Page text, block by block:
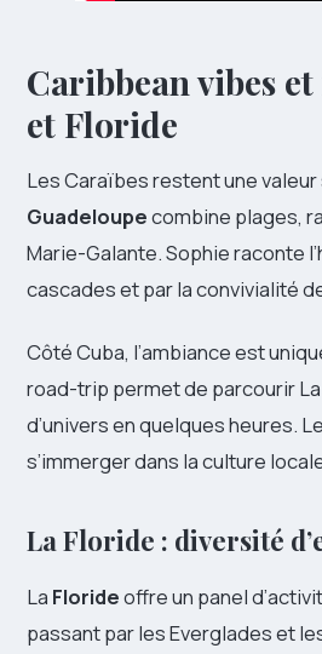
Caribbean vibes
et Floride
Les Caraïbes restent une
Guadeloupecombine plages,
Marie-Galante. Sophie raconte
cascades et par la convivialité
Côté Cuba, l’ambiance est
road-trip permet de parcourir
d’univers en quelques heures.
s’immerger dans la culture
La Floride : diversité
La Florideoffre un panel
passant par les Everglades et